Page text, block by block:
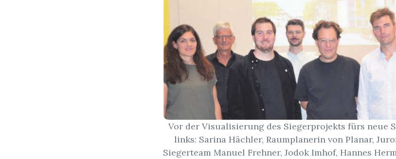
Vor der Visualisierung des Siegerprojekts fürs neue
links: Sarina Hächler, Raumplanerin von Planar,
Siegerteam Manuel Frehner, Jodok Imhof, Hannes